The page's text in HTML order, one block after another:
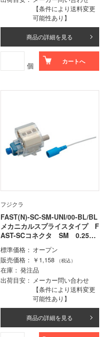
【条件により送料変更
可能性あり】
商品の詳細を見る
個 カートへ
フジクラ
FAST(N)-SC-SM-UNI/00-BL/BL
メカニカルスプライスタイプ F
AST-SCコネクタ SM 0.25m
m､0.9mm心線用
標準価格
オープン
販売価格
￥1,158 （税込）
在庫
発注品
出荷目安
メーカー問い合わせ
【条件により送料変更
可能性あり】
商品の詳細を見る